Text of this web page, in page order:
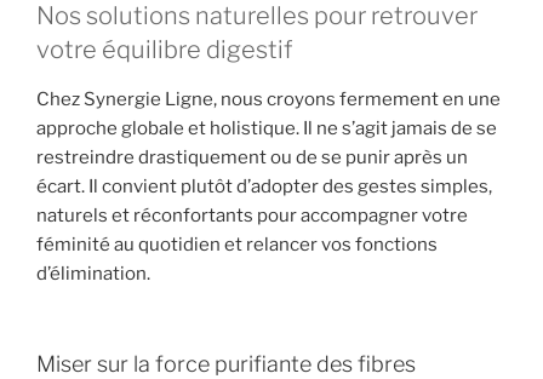
Nos solutions naturelles pour retrouver
votre équilibre digestif
Chez Synergie Ligne, nous croyons fermement en une
approche globale et holistique. Il ne s’agit jamais de se
restreindre drastiquement ou de se punir après un
écart. Il convient plutôt d’adopter des gestes simples,
naturels et réconfortants pour accompagner votre
féminité au quotidien et relancer vos fonctions
d’élimination.
Miser sur la force purifiante des fibres